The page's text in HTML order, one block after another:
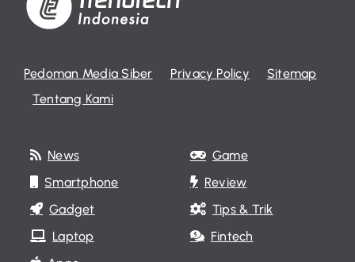
Pedoman Media Siber Privacy Policy
Sitemap
Tentang Kami
News
Smartphone
Gadget
Laptop
Game
Review
Tips & Trik
Fintech